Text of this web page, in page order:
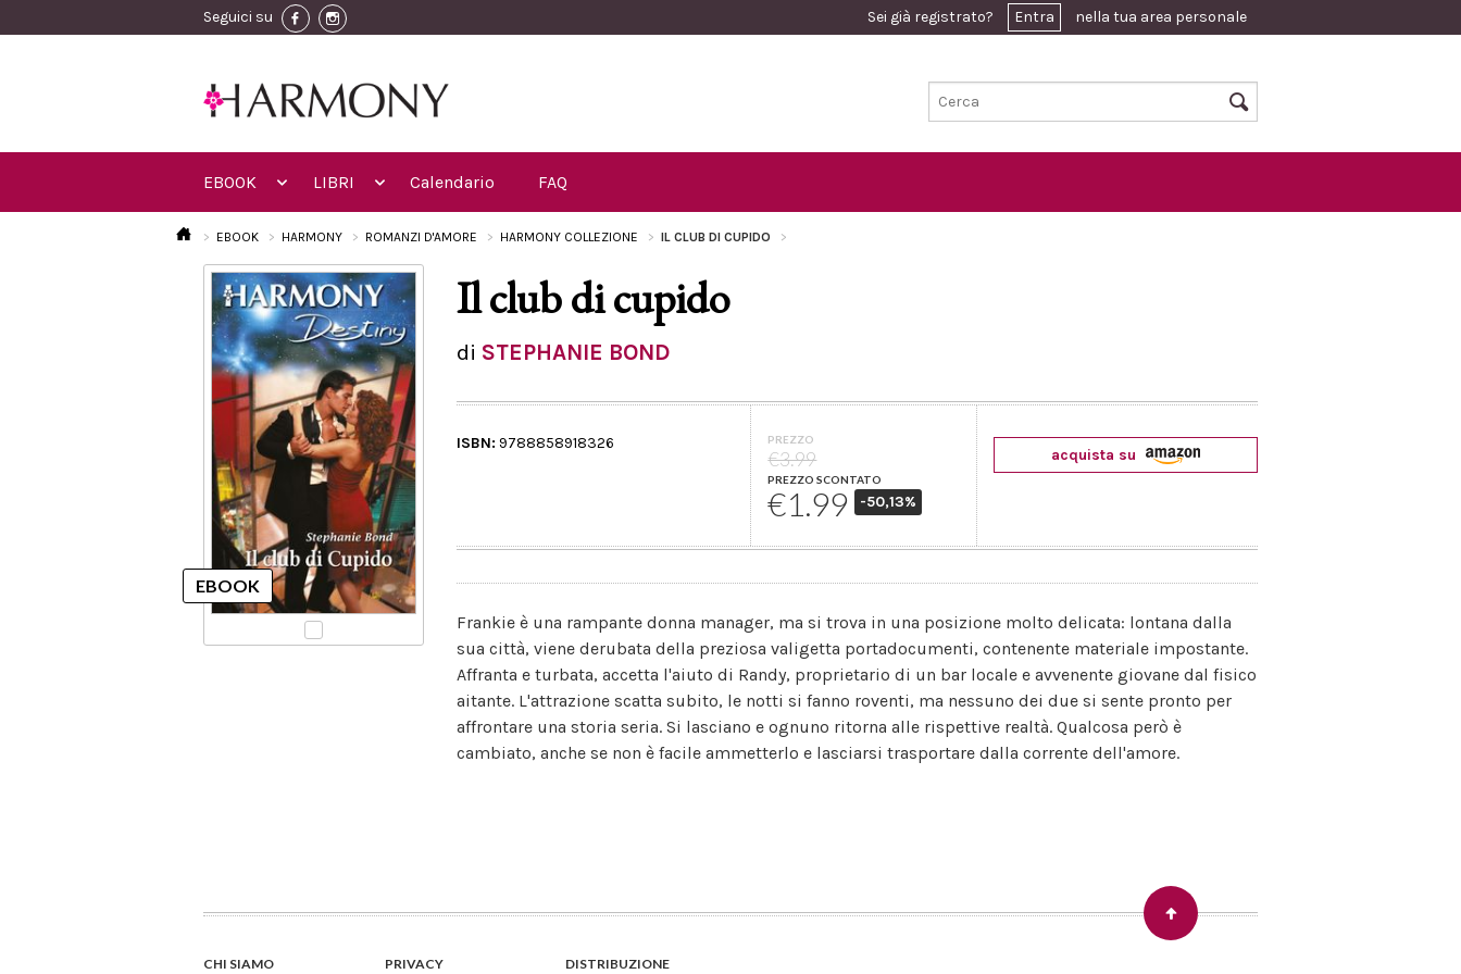
Seguici su Sei già registrato? Entra nella tua area personale
EBOOK LIBRI Calendario FAQ
EBOOK HARMONY ROMANZI D'AMORE HARMONY COLLEZIONE IL CLUB DI CUPIDO
Il club di cupido
di STEPHANIE BOND
ISBN: 9788858918326 PREZZO
€3.99
PREZZO SCONTATO
€1.99 -50,13%
acquista su
Frankie è una rampante donna manager, ma si trova in una posizione molto delicata: lontana dalla
sua città, viene derubata della preziosa valigetta portadocumenti, contenente materiale impostante.
Affranta e turbata, accetta l'aiuto di Randy, proprietario di un bar locale e avvenente giovane dal fisico
aitante. L'attrazione scatta subito, le notti si fanno roventi, ma nessuno dei due si sente pronto per
affrontare una storia seria. Si lasciano e ognuno ritorna alle rispettive realtà. Qualcosa però è
cambiato, anche se non è facile ammetterlo e lasciarsi trasportare dalla corrente dell'amore.
CHI SIAMO PRIVACY DISTRIBUZIONE